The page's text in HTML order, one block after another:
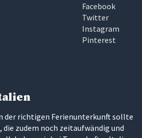
Facebook
Twitter
Instagram
Pinterest
der richtigen Ferienunterkunft sollte
die zudem noch zeitaufwändig und